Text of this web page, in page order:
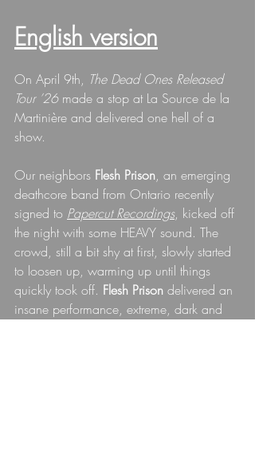
English version
On April 9th, The Dead Ones Released
Tour ’26 made a stop at La Source de la
Martinière and delivered one hell of a
show.
Our neighbors Flesh Prison, an emerging
deathcore band from Ontario recently
signed to Papercut Recordings, kicked off
the night with some HEAVY sound. The
crowd, still a bit shy at first, slowly started
to loosen up, warming up until things
quickly took off. Flesh Prison delivered an
insane performance, extreme, dark and